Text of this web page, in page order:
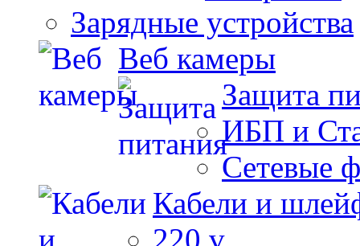
Зарядные устройства
Веб камеры
Защита
ИБП и
Сетевые
Кабели и